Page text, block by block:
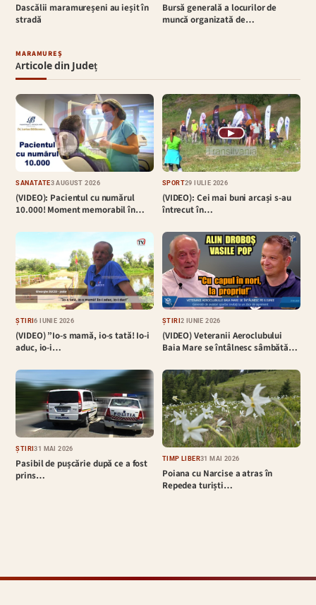
Dascălii maramureșeni au ieșit în
stradă
Bursă generală a locurilor de
muncă organizată de…
MARAMUREȘ
Articole din Județ
SĂNĂTATE3 AUGUST 2026
(VIDEO): Pacientul cu numărul
10.000! Moment memorabil în…
▶
SPORT29 IULIE 2026
(VIDEO): Cei mai buni arcași s-au
întrecut în…
ȘTIRI6 IUNIE 2026
(VIDEO) ”Io-s mamă, io-s tată! Io-i
aduc, io-i…
ȘTIRI2 IUNIE 2026
(VIDEO) Veteranii Aeroclubului
Baia Mare se întâlnesc sâmbătă…
ȘTIRI31 MAI 2026
Pasibil de pușcărie după ce a fost
prins…
TIMP LIBER31 MAI 2026
Poiana cu Narcise a atras în
Repedea turiști…